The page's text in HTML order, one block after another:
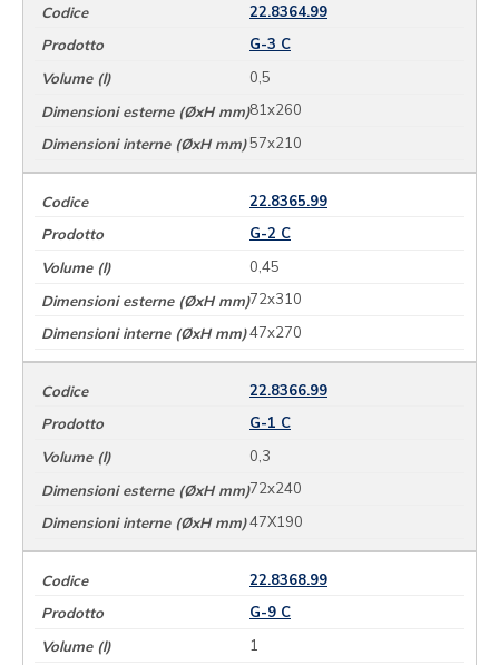
22.8364.99
G-3 C
0,5
81x260
57x210
22.8365.99
G-2 C
0,45
72x310
47x270
22.8366.99
G-1 C
0,3
72x240
47X190
22.8368.99
G-9 C
1